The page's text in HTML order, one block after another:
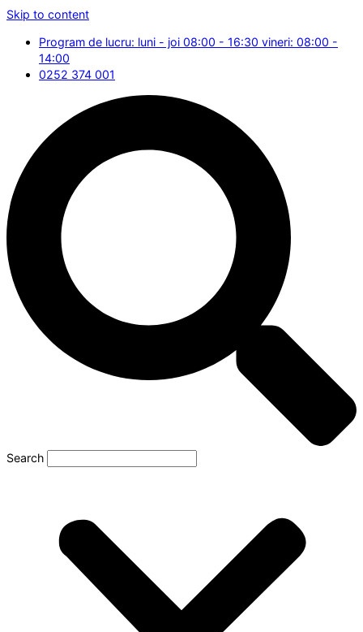
Skip to content
Program de lucru: luni - joi 08:00 - 16:30 vineri: 08:00 -
14:00
0252 374 001
Search